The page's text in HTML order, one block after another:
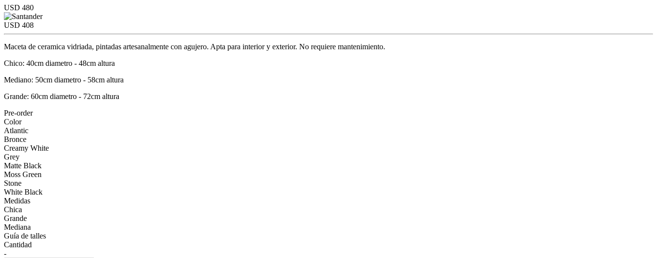
USD 480
USD 408
Maceta de ceramica vidriada, pintadas artesanalmente con agujero. Apta para interior y exterior. No requiere mantenimiento.
Chico: 40cm diametro - 48cm altura
Mediano: 50cm diametro - 58cm altura
Grande: 60cm diametro - 72cm altura
Pre-order
Color
Atlantic
Bronce
Creamy White
Grey
Matte Black
Moss Green
Stone
White Black
Medidas
Chica
Grande
Mediana
Guía de talles
Cantidad
-